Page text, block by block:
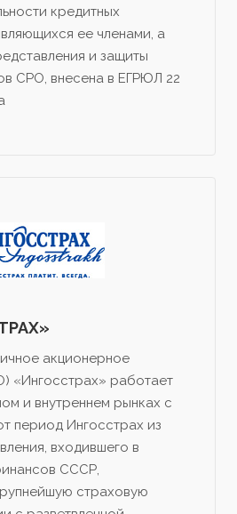
кредитных
ее членами, а
и защиты
СРО, внесена в ЕГРЮЛ 22
акционерное
«Ингосстрах» работает
и внутреннем рынках с
период Ингосстрах из
входившего в
СССР,
страховую